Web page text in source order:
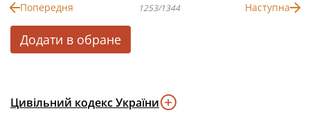
Попередня 1253/1344 Наступна
Додати в обране
Цивільний кодекс України